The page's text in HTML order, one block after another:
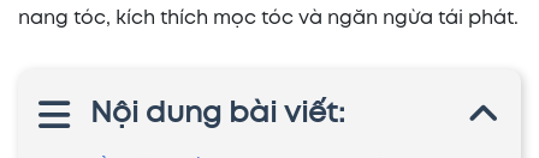
nang tóc, kích thích mọc tóc và ngăn ngừa tái phát.
Nội dung bài viết: